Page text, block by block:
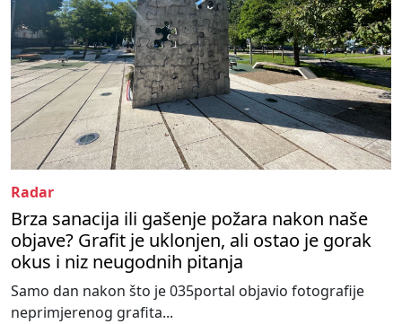
Radar
Brza sanacija ili gašenje požara nakon naše
objave? Grafit je uklonjen, ali ostao je gorak
okus i niz neugodnih pitanja
Samo dan nakon što je 035portal objavio fotografije
neprimjerenog grafita...